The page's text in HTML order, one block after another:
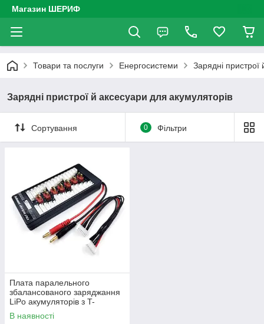
Магазин ШЕРИФ
Товари та послуги Енергосистеми Зарядні пристрої
Зарядні пристрої й аксесуари для акумуляторів
Сортування 0 Фільтри
Плата паралельного
збалансованого заряджання
LiPo акумуляторів з T-
роз'ємами (для Imax B6)
В наявності